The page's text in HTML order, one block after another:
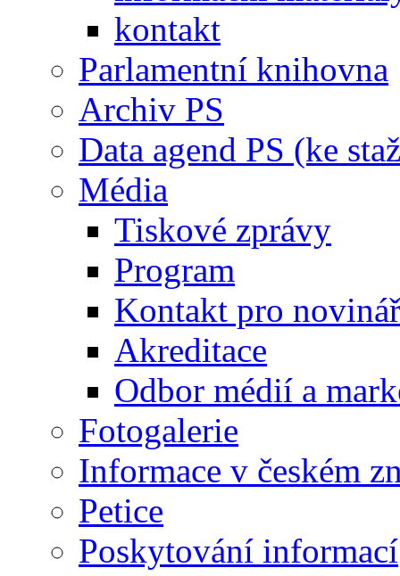
kontakt
Parlamentní knihovna
Archiv PS
Data agend PS (ke
Média
Tiskové zprávy
Program
Kontakt pro
Akreditace
Odbor médií a
Fotogalerie
Informace v českém
Petice
Poskytování informací